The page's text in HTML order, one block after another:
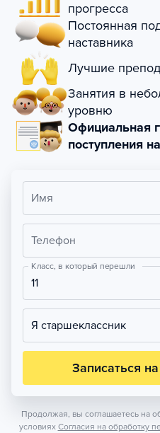
прогресса
Постоянная
наставника
Лучшие
Занятия в
уровню
Официальная
поступления
Имя
Телефон
Класс, в который перешли
11
Я старшеклассник
Записаться
Продолжая, вы соглашаетесь на
условиях Согласия на обработку